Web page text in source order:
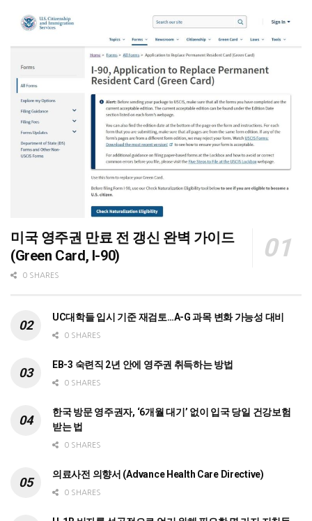
미국 영주권 만료 전 갱신 완벽 가이드
(Green Card, I-90)
0 SHARES
UC대학들 입시 기준 재검토…A-G 과목 변화 가능성 대비
0 SHARES
EB-3 숙련직 2년 안에 영주권 취득하는 방법
0 SHARES
한국 방문 영주권자, ‘6개월 대기’ 없이 입국 당일 건강보험
받는 법
0 SHARES
의료사전 의향서 (Advance Health Care Directive)
0 SHARES